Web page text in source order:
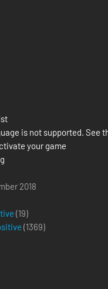
is not supported. See
your game
2018
(19)
(1369)